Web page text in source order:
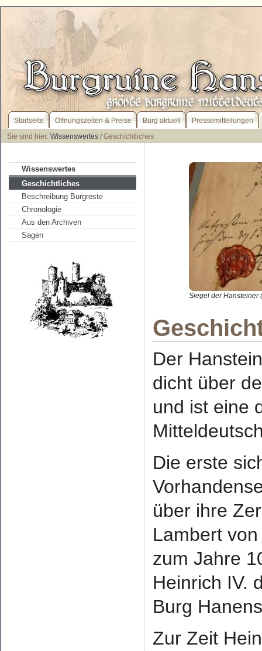
Startseite Öffnungszeiten & Preise Burg aktuell
Pressemitteilungen
Sie sind hier: Wissenswertes / Geschichtliches
Wissenswertes
Geschichtliches
Beschreibung Burgreste
Chronologie
Aus den Archiven
Sagen
Siegel der Hansteiner
Der
dicht über
und ist eine
Die erste
über ihre
Lambert
zum Jahre
Heinrich IV.
Burg
Zur Zeit